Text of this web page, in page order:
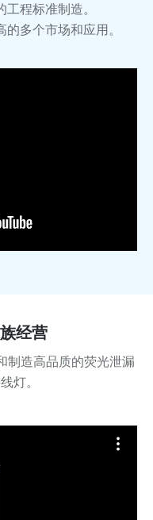
程标准制造。
多个市场和应用。
经营
制造高品质的荧光泄漏
灯。